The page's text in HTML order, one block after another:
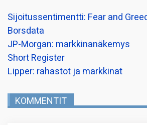
Sijoitussentimentti: Fear and
Borsdata
JP-Morgan: markkinanäkemys
Short Register
Lipper: rahastot ja markkinat
KOMMENTIT